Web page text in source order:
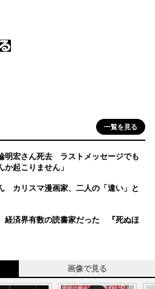
一覧を見る
明宏さん死去 ラストメッセージでも
起こりません」
カリスマ漫画家、二人の「違い」と
経済界有数の読書家だった 『死ぬほ
画像で見る